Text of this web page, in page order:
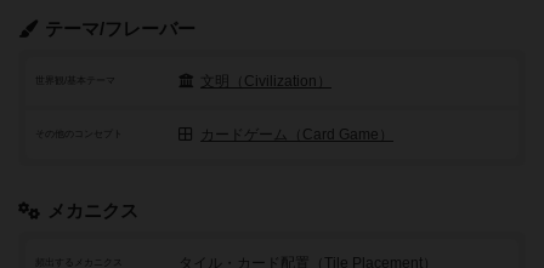
テーマ/フレーバー
世界観/基本テーマ 文明（Civilization）
その他のコンセプト カードゲーム（Card Game）
メカニクス
頻出するメカニクス タイル・カード配置（Tile Placement）